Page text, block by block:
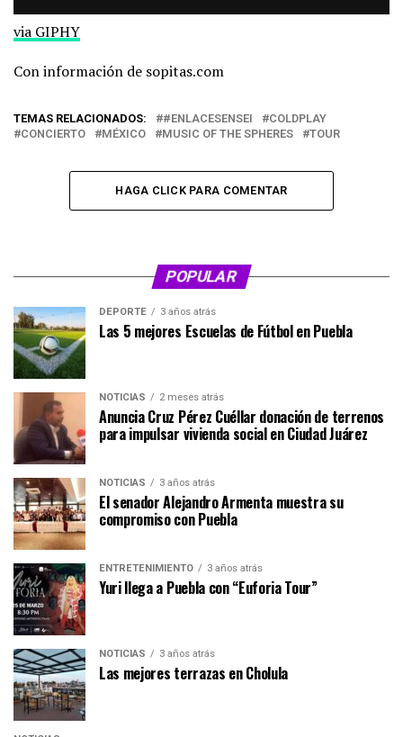
via GIPHY
Con información de sopitas.com
TEMAS RELACIONADOS: #ENLACESENSEI
COLDPLAY
CONCIERTO
MÉXICO MUSIC OF THE SPHERES TOUR
HAGA CLICK PARA COMENTAR
POPULAR
DEPORTE 3 años atrás
Las 5 mejores Escuelas de Fútbol en Puebla
NOTICIAS 2 meses atrás
Anuncia Cruz Pérez Cuéllar donación de terrenos
para impulsar vivienda social en Ciudad Juárez
NOTICIAS 3 años atrás
El senador Alejandro Armenta muestra su
compromiso con Puebla
ENTRETENIMIENTO 3 años atrás
Yuri llega a Puebla con “Euforia Tour”
NOTICIAS 3 años atrás
Las mejores terrazas en Cholula